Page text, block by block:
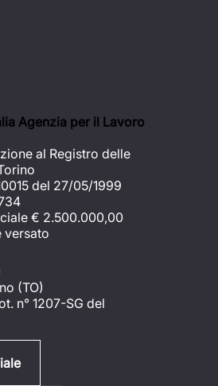
Agenzia per il Lavoro
al Registro delle
del 27/05/1999
€ 2.500.000,00
versato
(TO)
n° 1207-SG del